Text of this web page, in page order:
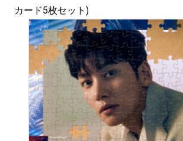
カード5枚セット)